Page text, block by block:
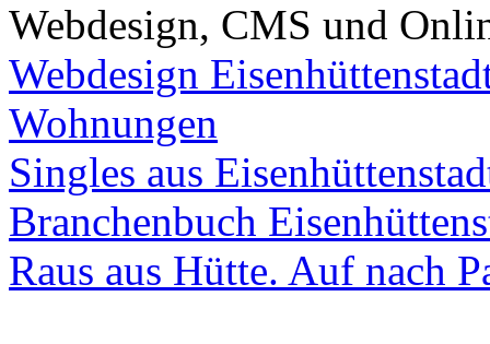
Webdesign, CMS und
Webdesign
Wohnungen
Singles aus
Branchenbuch
Raus aus Hütte. Auf nach